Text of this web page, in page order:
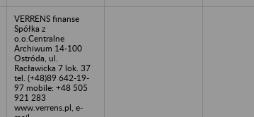
VERRENS finanse
Spółka z
o.o.Centralne
Archiwum 14-100
Ostróda, ul.
Racławicka 7 lok. 37
tel. (+48)89 642-19-
97 mobile: +48 505
921 283
www.verrens.pl, e-